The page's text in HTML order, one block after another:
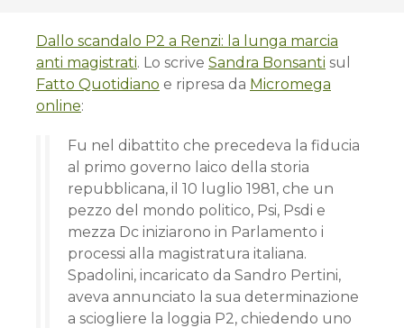
Dallo scandalo P2 a Renzi: la lunga marcia
anti magistrati. Lo scrive Sandra Bonsanti sul
Fatto Quotidiano e ripresa da Micromega
online:
Fu nel dibattito che precedeva la fiducia
al primo governo laico della storia
repubblicana, il 10 luglio 1981, che un
pezzo del mondo politico, Psi, Psdi e
mezza Dc iniziarono in Parlamento i
processi alla magistratura italiana.
Spadolini, incaricato da Sandro Pertini,
aveva annunciato la sua determinazione
a sciogliere la loggia P2, chiedendo uno